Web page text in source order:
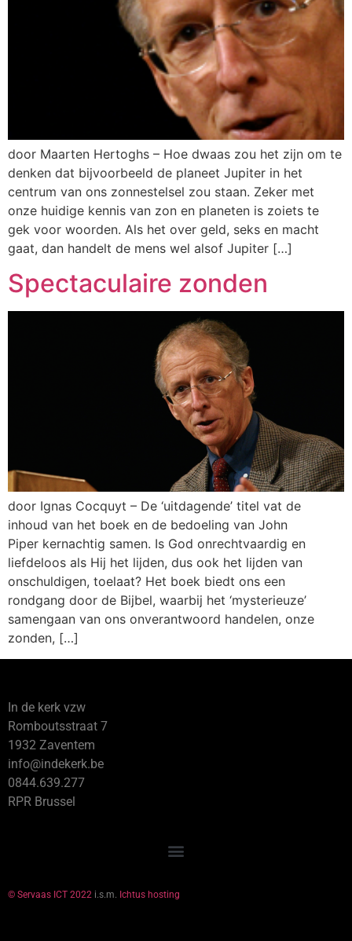
door Maarten Hertoghs – Hoe dwaas zou het zijn om te
denken dat bijvoorbeeld de planeet Jupiter in het
centrum van ons zonnestelsel zou staan. Zeker met
onze huidige kennis van zon en planeten is zoiets te
gek voor woorden. Als het over geld, seks en macht
gaat, dan handelt de mens wel alsof Jupiter […]
Spectaculaire zonden
door Ignas Cocquyt – De ‘uitdagende’ titel vat de
inhoud van het boek en de bedoeling van John
Piper kernachtig samen. Is God onrechtvaardig en
liefdeloos als Hij het lijden, dus ook het lijden van
onschuldigen, toelaat? Het boek biedt ons een
rondgang door de Bijbel, waarbij het ‘mysterieuze’
samengaan van ons onverantwoord handelen, onze
zonden, […]
In de kerk vzw
Romboutsstraat 7
1932 Zaventem
info@indekerk.be
0844.639.277
RPR Brussel
© Servaas ICT 2022 i.s.m. Ichtus hosting